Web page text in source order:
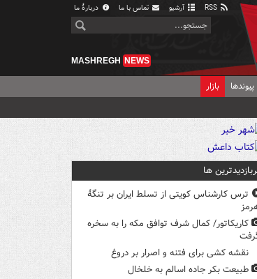
آرشیو تماس با ما دربارهٔ ما
MASHREGH NEWS
پیوندها بازار
ها
ترس کارشناس کویتی از تسلط ایران بر تنگۀ
کاریکاتور/ کمال شرف توافق مکه را به سخره
نقشه کشی برای فتنه و اصرار بر دروغ
طبیعت بکر جاده اسالم به خلخال